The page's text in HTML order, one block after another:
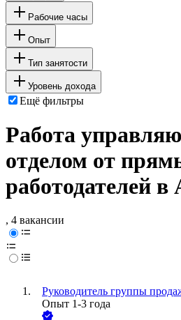
Рабочие часы
Опыт
Тип занятости
Уровень дохода
Ещё фильтры
Работа
отделом от
работодателей
, 4 вакансии
Руководитель группы
Опыт 1-3 года